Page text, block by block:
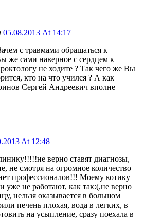
05.08.2013 At 14:17
с травмами обращаться к
же сами наверное с сердцем к
не ходите ? Так чего же Вы
кто на что учился ? А как
Сергей Андреевич вполне
At 12:48
верно ставят диагнозы,
не смотря на огромное количество
профессионалов!!! Моему котику
уже не работают, как так:(,не верно
нельзя оказывается в большом
печень плохая, вода в легких, в
на усыпление, сразу поехала в